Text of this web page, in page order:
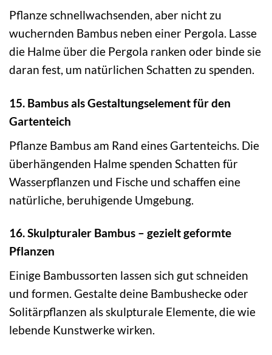
Pflanze schnellwachsenden, aber nicht zu
wuchernden Bambus neben einer Pergola. Lasse
die Halme über die Pergola ranken oder binde sie
daran fest, um natürlichen Schatten zu spenden.
15. Bambus als Gestaltungselement für den
Gartenteich
Pflanze Bambus am Rand eines Gartenteichs. Die
überhängenden Halme spenden Schatten für
Wasserpflanzen und Fische und schaffen eine
natürliche, beruhigende Umgebung.
16. Skulpturaler Bambus – gezielt geformte
Pflanzen
Einige Bambussorten lassen sich gut schneiden
und formen. Gestalte deine Bambushecke oder
Solitärpflanzen als skulpturale Elemente, die wie
lebende Kunstwerke wirken.